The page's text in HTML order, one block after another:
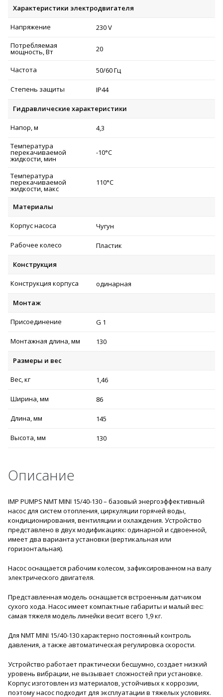
Характеристики электродвигателя
Напряжение
230 V
Потребляемая
мощность, Вт 20
Частота 50/60 Гц
Степень защиты IP44
Гидравлические характеристики
Напор, м
4,3
Температура
перекачиваемой
жидкости, мин
-10°C
Температура
перекачиваемой
жидкости, макс
110°C
Материалы
Корпус насоса Чугун
Рабочее колесо Пластик
Конструкция
Конструкция корпуса одинарная
Монтаж
Присоединение G 1
Монтажная длина, мм 130
Размеры и вес
Вес, кг 1,46
Ширина, мм 86
Длина, мм 145
Высота, мм 130
Описание
IMP PUMPS NMT MINI 15/40-130 – базовый энергоэффективный
насос для систем отопления, циркуляции горячей воды,
кондиционирования, вентиляции и охлаждения. Устройство
представлено в двух модификациях: одинарной и сдвоенной,
имеет два варианта установки (вертикальная или
горизонтальная).
Насос оснащается рабочим колесом, зафиксированном на валу
электрического двигателя.
Представленная модель оснащается встроенным датчиком
сухого хода. Насос имеет компактные габариты и малый вес:
самая тяжеля модель линейки весит всего 1,9 кг.
Для NMT MINI 15/40-130 характерно постоянный контроль
давления, а также автоматическая регулировка скорости.
Устройство работает практически бесшумно, создает низкий
уровень вибрации, не вызывает сложностей при установке.
Корпус изготовлен из материалов, устойчивых к коррозии,
поэтому насос подходит для эксплуатации в тяжелых условиях.